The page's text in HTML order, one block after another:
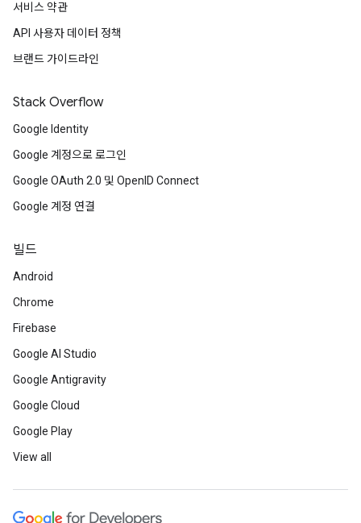
서비스 약관
API 사용자 데이터 정책
브랜드 가이드라인
Stack Overflow
Google Identity
Google 계정으로 로그인
Google OAuth 2.0 및 OpenID Connect
Google 계정 연결
빌드
Android
Chrome
Firebase
Google AI Studio
Google Antigravity
Google Cloud
Google Play
View all